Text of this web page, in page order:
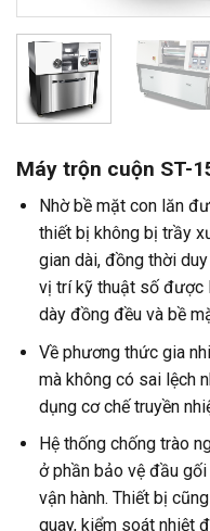
Máy trộn cuộn ST-
Nhờ bề mặt con lăn
thiết bị không bị trầy
gian dài, đồng thời
vị trí kỹ thuật số được
dày đồng đều và bề
Về phương thức gia
mà không có sai lệch
dụng cơ chế truyền
Hệ thống chống trào
ở phần bảo vệ đầu
vận hành. Thiết bị
quay, kiểm soát nhiệt